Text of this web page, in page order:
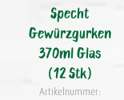
Specht
Gewürzgurken
370ml Glas
(12 Stk)
Artikelnummer: